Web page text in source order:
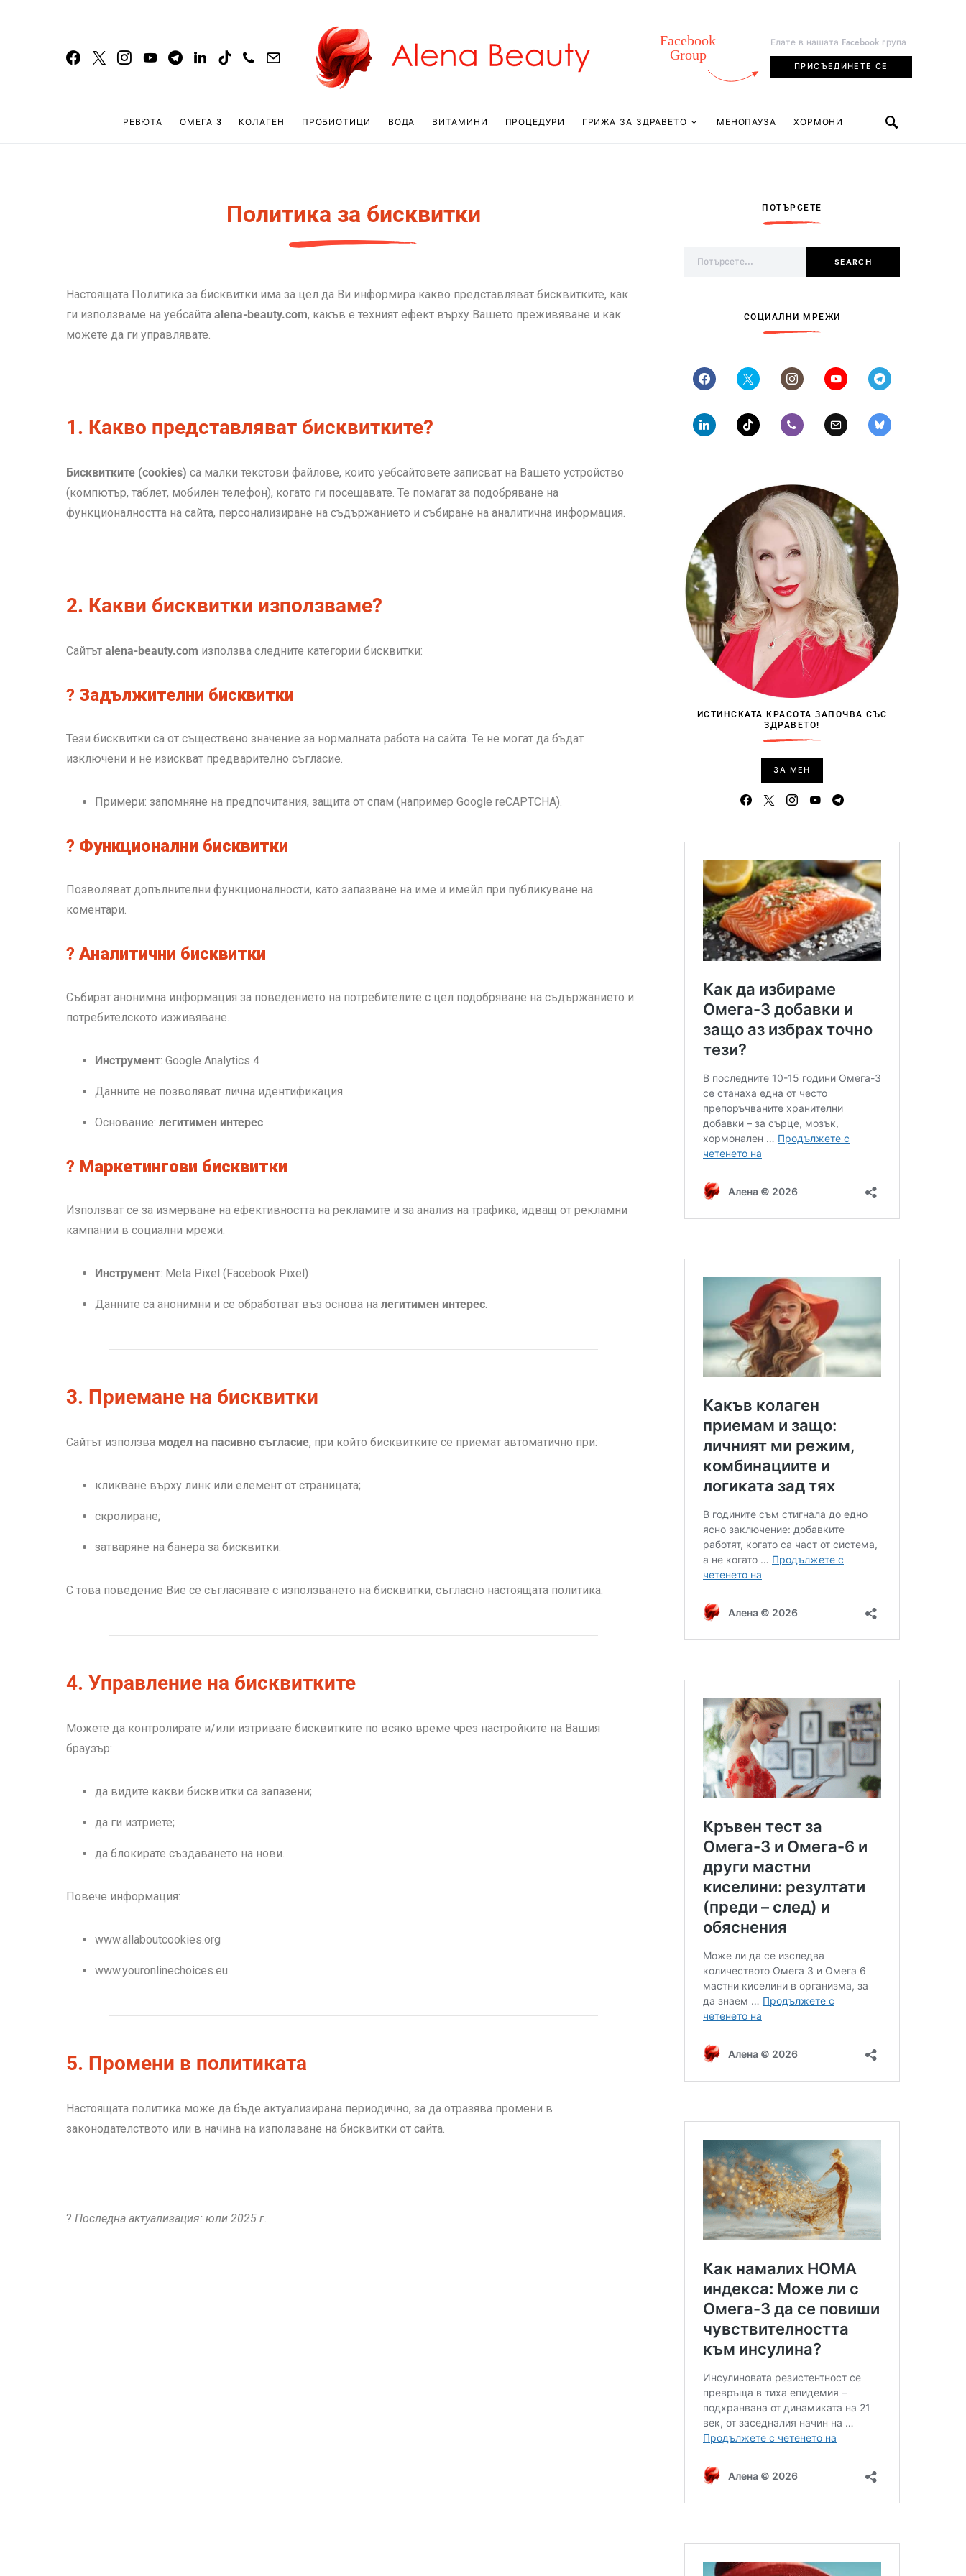
Facebook
Group
Елате в нашата Facebook група
ПРИСЪЕДИНЕТЕ СЕ
РЕВЮТА ОМЕГА 3 КОЛАГЕН ПРОБИОТИЦИ ВОДА ВИТАМИНИ ПРОЦЕДУРИ ГРИЖА ЗА ЗДРАВЕТО МЕНОПАУЗА ХОРМОНИ
Политика за бисквитки
Настоящата Политика за бисквитки има за цел да Ви информира какво представляват бисквитките, как
ги използваме на уебсайта alena-beauty.com, какъв е техният ефект върху Вашето преживяване и как
можете да ги управлявате.
1. Какво представляват бисквитките?
Бисквитките (cookies) са малки текстови файлове, които уебсайтовете записват на Вашето устройство
(компютър, таблет, мобилен телефон), когато ги посещавате. Те помагат за подобряване на
функционалността на сайта, персонализиране на съдържанието и събиране на аналитична информация.
2. Какви бисквитки използваме?
Сайтът alena-beauty.com използва следните категории бисквитки:
? Задължителни бисквитки
Тези бисквитки са от съществено значение за нормалната работа на сайта. Те не могат да бъдат
изключени и не изискват предварително съгласие.
Примери: запомняне на предпочитания, защита от спам (например Google reCAPTCHA).
? Функционални бисквитки
Позволяват допълнителни функционалности, като запазване на име и имейл при публикуване на
коментари.
? Аналитични бисквитки
Събират анонимна информация за поведението на потребителите с цел подобряване на съдържанието и
потребителското изживяване.
Инструмент: Google Analytics 4
Данните не позволяват лична идентификация.
Основание: легитимен интерес
? Маркетингови бисквитки
Използват се за измерване на ефективността на рекламите и за анализ на трафика, идващ от рекламни
кампании в социални мрежи.
Инструмент: Meta Pixel (Facebook Pixel)
Данните са анонимни и се обработват въз основа на легитимен интерес.
3. Приемане на бисквитки
Сайтът използва модел на пасивно съгласие, при който бисквитките се приемат автоматично при:
кликване върху линк или елемент от страницата;
скролиране;
затваряне на банера за бисквитки.
С това поведение Вие се съгласявате с използването на бисквитки, съгласно настоящата политика.
4. Управление на бисквитките
Можете да контролирате и/или изтривате бисквитките по всяко време чрез настройките на Вашия
браузър:
да видите какви бисквитки са запазени;
да ги изтриете;
да блокирате създаването на нови.
Повече информация:
www.allaboutcookies.org
www.youronlinechoices.eu
5. Промени в политиката
Настоящата политика може да бъде актуализирана периодично, за да отразява промени в
законодателството или в начина на използване на бисквитки от сайта.
? Последна актуализация: юли 2025 г.
ПОТЪРСЕТЕ
SEARCH
СОЦИАЛНИ МРЕЖИ
ИСТИНСКАТА КРАСОТА ЗАПОЧВА СЪС
ЗДРАВЕТО!
ЗА МЕН